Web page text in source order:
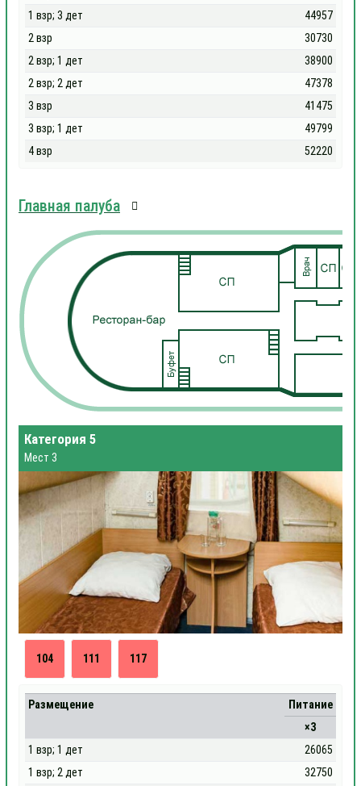
1 взр; 3 дет
44957
2 взр
30730
2 взр; 1 дет
38900
2 взр; 2 дет
47378
3 взр
41475
3 взр; 1 дет
49799
4 взр
52220
Главная палуба
Категория 5
Мест 3
104 111 117
Размещение
Питание
×3
1 взр; 1 дет
26065
1 взр; 2 дет
32750